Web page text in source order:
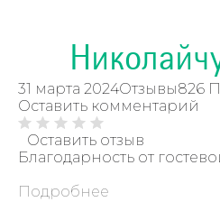
31 марта 2024Отзывы826
Оставить комментарий
Оставить отзыв
Благодарность от
Подробнее